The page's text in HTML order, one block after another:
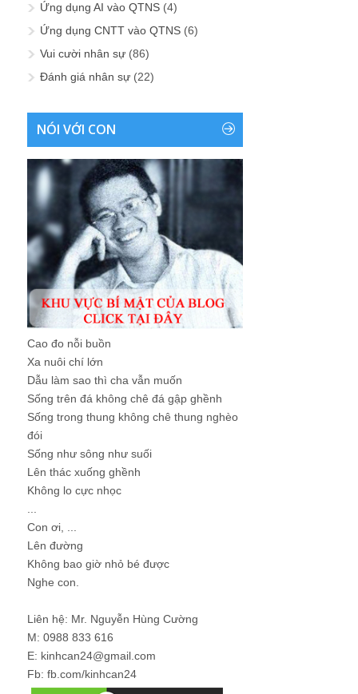
Ứng dụng AI vào QTNS (4)
Ứng dụng CNTT vào QTNS (6)
Vui cười nhân sự (86)
Đánh giá nhân sự (22)
NÓI VỚI CON
Cao đo nỗi buồn
Xa nuôi chí lớn
Dẫu làm sao thì cha vẫn muốn
Sống trên đá không chê đá gập ghềnh
Sống trong thung không chê thung nghèo
đói
Sống như sông như suối
Lên thác xuống ghềnh
Không lo cực nhọc
...
Con ơi, ...
Lên đường
Không bao giờ nhỏ bé được
Nghe con.
Liên hệ: Mr. Nguyễn Hùng Cường
M: 0988 833 616
E: kinhcan24@gmail.com
Fb: fb.com/kinhcan24